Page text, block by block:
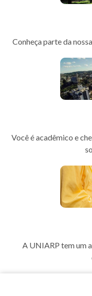
A UNIARP tem um
Você é acadêmico e
Conheça parte da